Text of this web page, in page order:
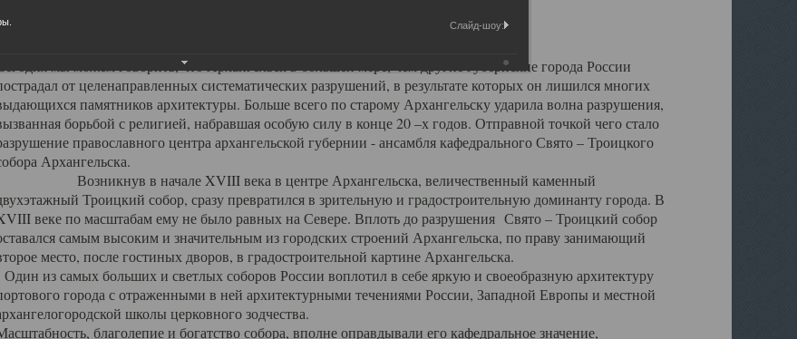
Троицкий собор Архангельска
Сегодня мы можем говорить, что Архангельск в большей мере, чем другие губернские города России
от целенаправленных систематических разрушений, в результате которых он лишился многих
памятников архитектуры. Больше всего по старому Архангельску ударила волна разрушения,
борьбой с религией, набравшая особую силу в конце 20 –х годов. Отправной точкой чего стало
православного центра архангельской губернии - ансамбля кафедрального Свято – Троицкого
Архангельска.
Возникнув в начале XVIII века в центре Архангельска, величественный каменный
Троицкий собор, сразу превратился в зрительную и градостроительную доминанту города. В
веке по масштабам ему не было равных на Севере. Вплоть до разрушения Свято – Троицкий собор
самым высоким и значительным из городских строений Архангельска, по праву занимающий
место, после гостиных дворов, в градостроительной картине Архангельска.
Один из самых больших и светлых соборов России воплотил в себе яркую и своеобразную архитектуру
города с отраженными в ней архитектурными течениями России, Западной Европы и местной
школы церковного зодчества.
благолепие и богатство собора, вполне оправдывали его кафедральное значение,
Слайд-шоу: